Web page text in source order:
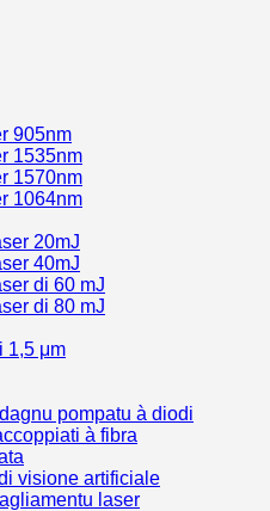
905nm
1535nm
1570nm
1064nm
20mJ
40mJ
di 60 mJ
di 80 mJ
1,5 μm
pompatu à diodi
à fibra
visione artificiale
laser